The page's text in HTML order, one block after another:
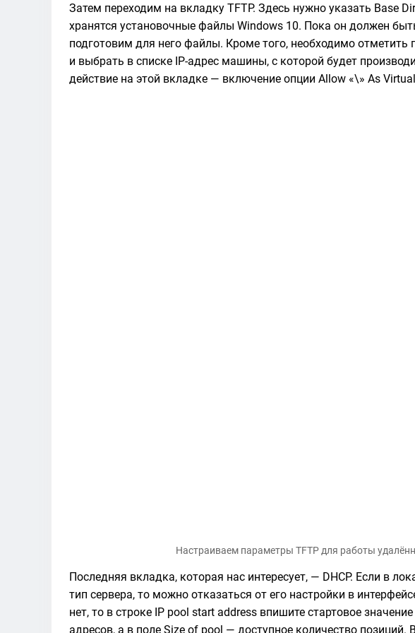
Затем переходим на вкладку TFTP. Здесь нужно указать Base
хранятся установочные файлы Windows 10. Пока он должен
подготовим для него файлы. Кроме того, необходимо отметить
и выбрать в списке IP-адрес машины, с которой будет
действие на этой вкладке — включение опции Allow «\» As
Настраиваем параметры TFTP для работы
Последняя вкладка, которая нас интересует, — DHCP. Если в
тип сервера, то можно отказаться от его настройки в
нет, то в строке IP pool start address впишите стартовое
адресов, а в поле Size of pool — доступное количество